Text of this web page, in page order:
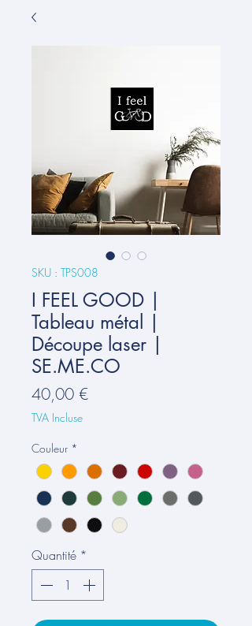
SKU : TPS008
I FEEL GOOD |
Tableau métal |
Découpe laser |
SE.ME.CO
40,00 €Prix
TVA Incluse
Couleur *
Quantité *